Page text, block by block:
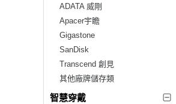
ADATA 威剛
Apacer宇瞻
Gigastone
SanDisk
Transcend 創見
其他廠牌儲存類
智慧穿戴